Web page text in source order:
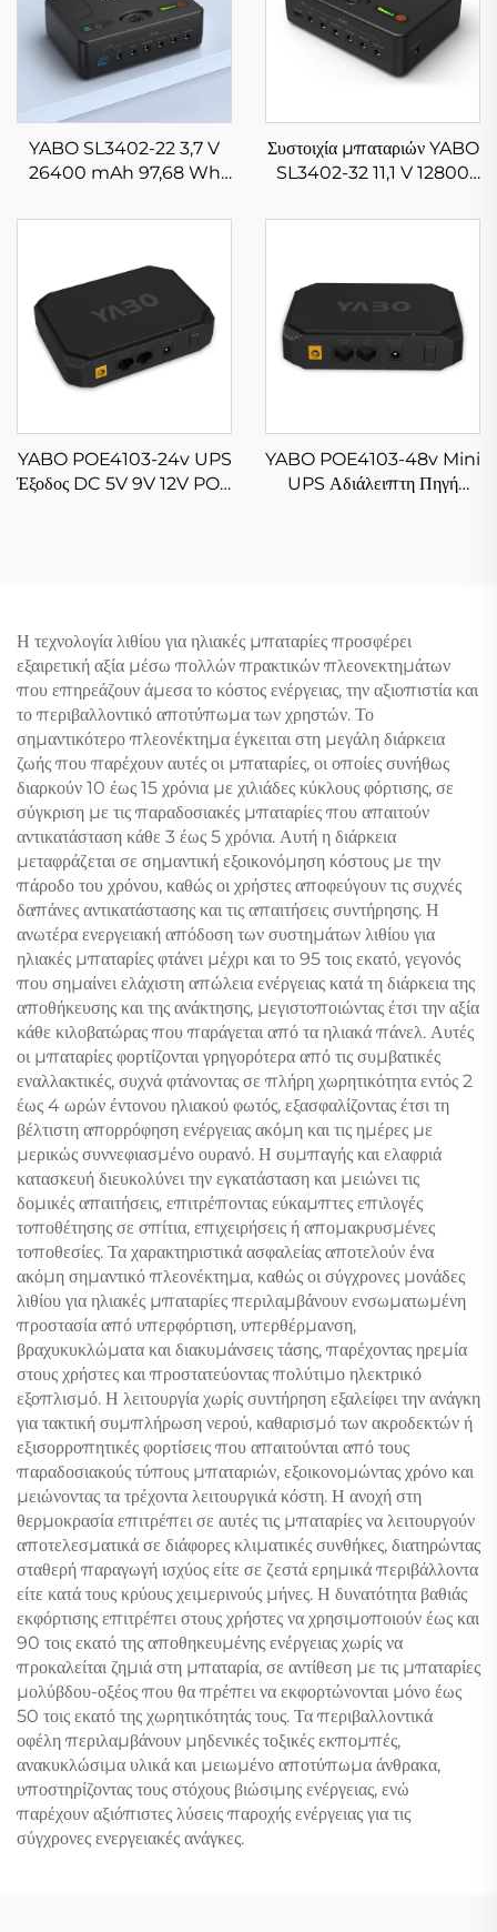
YABO SL3402-22 3,7 V
26400 mAh 97,68 Wh
παροχή ενέργειας Συστοιχία
πολλαπλές εξόδους
Συστοιχία μπαταριών YABO
SL3402-32 11,1 V 12800
24/19/15/12/9/5 V ιόντων
YABO POE4103-24v UPS
Έξοδος DC 5V 9V 12V POE
YABO POE4103-48v Mini
UPS Αδιάλειπτη Πηγή
Η τεχνολογία λιθίου για ηλιακές μπαταρίες προσφέρει
εξαιρετική αξία μέσω πολλών πρακτικών πλεονεκτημάτων
που επηρεάζουν άμεσα το κόστος ενέργειας, την αξιοπιστία και
το περιβαλλοντικό αποτύπωμα των χρηστών. Το
σημαντικότερο πλεονέκτημα έγκειται στη μεγάλη διάρκεια
ζωής που παρέχουν αυτές οι μπαταρίες, οι οποίες συνήθως
διαρκούν 10 έως 15 χρόνια με χιλιάδες κύκλους φόρτισης, σε
σύγκριση με τις παραδοσιακές μπαταρίες που απαιτούν
αντικατάσταση κάθε 3 έως 5 χρόνια. Αυτή η διάρκεια
μεταφράζεται σε σημαντική εξοικονόμηση κόστους με την
πάροδο του χρόνου, καθώς οι χρήστες αποφεύγουν τις συχνές
δαπάνες αντικατάστασης και τις απαιτήσεις συντήρησης. Η
ανωτέρα ενεργειακή απόδοση των συστημάτων λιθίου για
ηλιακές μπαταρίες φτάνει μέχρι και το 95 τοις εκατό, γεγονός
που σημαίνει ελάχιστη απώλεια ενέργειας κατά τη διάρκεια της
αποθήκευσης και της ανάκτησης, μεγιστοποιώντας έτσι την αξία
κάθε κιλοβατώρας που παράγεται από τα ηλιακά πάνελ. Αυτές
οι μπαταρίες φορτίζονται γρηγορότερα από τις συμβατικές
εναλλακτικές, συχνά φτάνοντας σε πλήρη χωρητικότητα εντός 2
έως 4 ωρών έντονου ηλιακού φωτός, εξασφαλίζοντας έτσι τη
βέλτιστη απορρόφηση ενέργειας ακόμη και τις ημέρες με
μερικώς συννεφιασμένο ουρανό. Η συμπαγής και ελαφριά
κατασκευή διευκολύνει την εγκατάσταση και μειώνει τις
δομικές απαιτήσεις, επιτρέποντας εύκαμπτες επιλογές
τοποθέτησης σε σπίτια, επιχειρήσεις ή απομακρυσμένες
τοποθεσίες. Τα χαρακτηριστικά ασφαλείας αποτελούν ένα
ακόμη σημαντικό πλεονέκτημα, καθώς οι σύγχρονες μονάδες
λιθίου για ηλιακές μπαταρίες περιλαμβάνουν ενσωματωμένη
προστασία από υπερφόρτιση, υπερθέρμανση,
βραχυκυκλώματα και διακυμάνσεις τάσης, παρέχοντας ηρεμία
στους χρήστες και προστατεύοντας πολύτιμο ηλεκτρικό
εξοπλισμό. Η λειτουργία χωρίς συντήρηση εξαλείφει την ανάγκη
για τακτική συμπλήρωση νερού, καθαρισμό των ακροδεκτών ή
εξισορροπητικές φορτίσεις που απαιτούνται από τους
παραδοσιακούς τύπους μπαταριών, εξοικονομώντας χρόνο και
μειώνοντας τα τρέχοντα λειτουργικά κόστη. Η ανοχή στη
θερμοκρασία επιτρέπει σε αυτές τις μπαταρίες να λειτουργούν
αποτελεσματικά σε διάφορες κλιματικές συνθήκες, διατηρώντας
σταθερή παραγωγή ισχύος είτε σε ζεστά ερημικά περιβάλλοντα
είτε κατά τους κρύους χειμερινούς μήνες. Η δυνατότητα βαθιάς
εκφόρτισης επιτρέπει στους χρήστες να χρησιμοποιούν έως και
90 τοις εκατό της αποθηκευμένης ενέργειας χωρίς να
προκαλείται ζημιά στη μπαταρία, σε αντίθεση με τις μπαταρίες
μολύβδου-οξέος που θα πρέπει να εκφορτώνονται μόνο έως
50 τοις εκατό της χωρητικότητάς τους. Τα περιβαλλοντικά
οφέλη περιλαμβάνουν μηδενικές τοξικές εκπομπές,
ανακυκλώσιμα υλικά και μειωμένο αποτύπωμα άνθρακα,
υποστηρίζοντας τους στόχους βιώσιμης ενέργειας, ενώ
παρέχουν αξιόπιστες λύσεις παροχής ενέργειας για τις
σύγχρονες ενεργειακές ανάγκες.